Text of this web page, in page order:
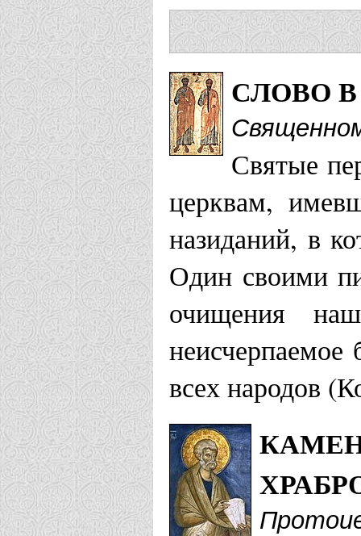
СЛОВО
Святые
церквам,
назида­ний, в
Один своими
очищения
неисчерпаемое
всех народов